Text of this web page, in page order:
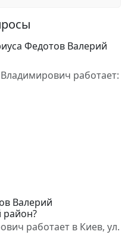
Федотов Валерий
работает:
Валерий
работает в Киев, ул.